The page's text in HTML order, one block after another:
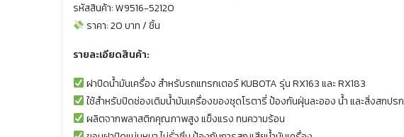
รหัสสินค้า: W9516-52120
ราคา: 20 บาท / ชิ้น
รายละเอียดสินค้า:
ฝาปิดน้ำมันเครื่อง สำหรับรถแทรกเตอร์ KUBOTA รุ่น RX163 และ RX183
ใช้สำหรับปิดช่องเติมน้ำมันเครื่องของชุดโรตารี่ ป้องกันฝุ่นละออง น้ำ และสิ่งสกปรก
ผลิตจากพลาสติกคุณภาพสูง แข็งแรง ทนความร้อน